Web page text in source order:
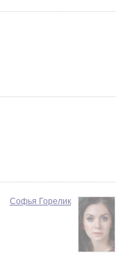
Софья Горелик